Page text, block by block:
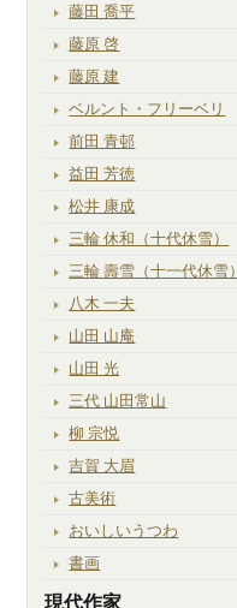
藤田 喬平
藤原 啓
藤原 建
ベルント・フリーベリ
前田 青邨
益田 芳徳
松井 康成
三輪 休和（十代休雪）
三輪 壽雪（十一代休雪）
八木 一夫
山田 山庵
山田 光
三代 山田常山
柳 宗悦
吉賀 大眉
古美術
おいしいうつわ
書画
現代作家